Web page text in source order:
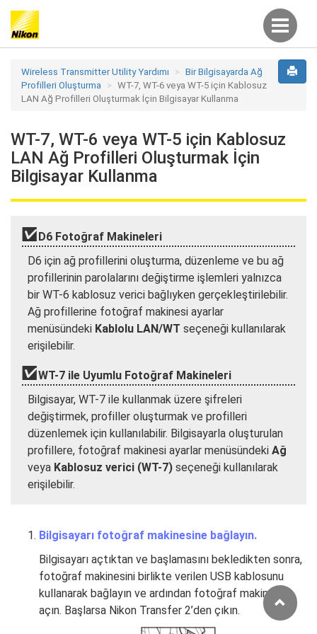
Wireless Transmitter Utility Yardımı
Bir Bilgisayarda Ağ
Profilleri Oluşturma
WT-7, WT-6 veya WT-5 için Kablosuz
LAN Ağ Profilleri Oluşturmak İçin Bilgisayar Kullanma
WT-7, WT-6 veya WT-5 için Kablosuz
LAN Ağ Profilleri Oluşturmak İçin
Bilgisayar Kullanma
D6 Fotoğraf Makineleri
D6 için ağ profillerini oluşturma, düzenleme ve bu ağ
profillerinin parolalarını değiştirme işlemleri yalnızca
bir WT-6 kablosuz verici bağlıyken gerçekleştirilebilir.
Ağ profillerine fotoğraf makinesi ayarlar
menüsündeki Kablolu LAN/WT seçeneği kullanılarak
erişilebilir.
WT-7 ile Uyumlu Fotoğraf Makineleri
Bilgisayar, WT-7 ile kullanmak üzere şifreleri
değiştirmek, profiller oluşturmak ve profilleri
düzenlemek için kullanılabilir. Bilgisayarla oluşturulan
profillere, fotoğraf makinesi ayarlar menüsündeki Ağ
veya Kablosuz verici (WT-7) seçeneği kullanılarak
erişilebilir.
Bilgisayarı fotoğraf makinesine bağlayın.
Bilgisayarı açtıktan ve başlamasını bekledikten sonra,
fotoğraf makinesini birlikte verilen USB kablosunu
kullanarak bağlayın ve ardından fotoğraf makinesini
açın. Başlarsa Nikon Transfer 2’den çıkın.